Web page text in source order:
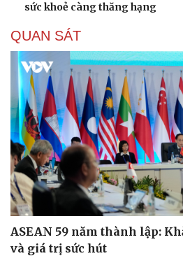
sức khoẻ càng thăng hạng
QUAN SÁT
ASEAN 59 năm thành lập:
và giá trị sức hút